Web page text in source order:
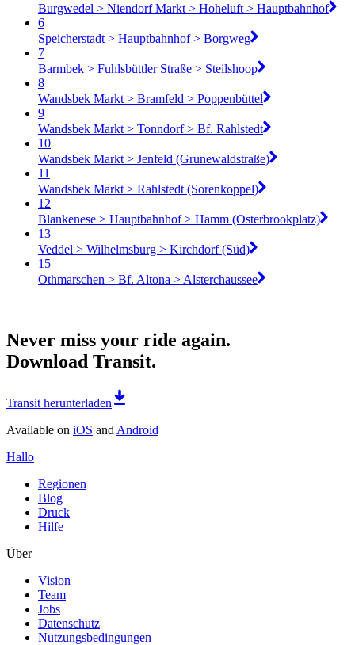
Burgwedel > Niendorf Markt > Hoheluft > Hauptbahnhof
6
Speicherstadt > Hauptbahnhof > Borgweg
7
Barmbek > Fuhlsbüttler Straße > Steilshoop
8
Wandsbek Markt > Bramfeld > Poppenbüttel
9
Wandsbek Markt > Tonndorf > Bf. Rahlstedt
10
Wandsbek Markt > Jenfeld (Grunewaldstraße)
11
Wandsbek Markt > Rahlstedt (Sorenkoppel)
12
Blankenese > Hauptbahnhof > Hamm (Osterbrookplatz)
13
Veddel > Wilhelmsburg > Kirchdorf (Süd)
15
Othmarschen > Bf. Altona > Alsterchaussee
Never miss your ride again.
Download Transit.
Transit herunterladen
Available on iOS and Android
Hallo
Regionen
Blog
Druck
Hilfe
Über
Vision
Team
Jobs
Datenschutz
Nutzungsbedingungen